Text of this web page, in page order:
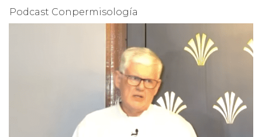
Podcast Conpermisología